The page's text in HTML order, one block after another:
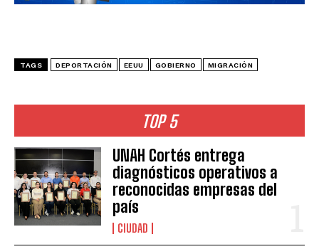
TOP 5
UNAH Cortés entrega
diagnósticos operativos a
reconocidas empresas del
país
CIUDAD
TAGS DEPORTACIÓN EEUU GOBIERNO MIGRACIÓN